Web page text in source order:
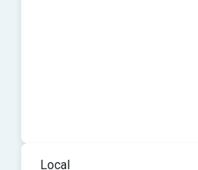
Local